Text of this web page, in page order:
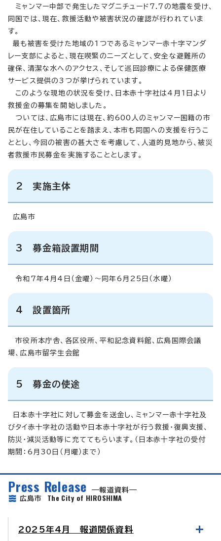
ミャンマー中部で発生したマグニチュード7.7の地震を受け、
同国では、現在、救援活動や被害状況の確認が行われていま
す。
最も被害を受けた地域の1つであるミャンマー赤十字マンダ
レー支部によると、現在喫緊のニーズとして、安全な避難所の
確保、清潔な水へのアクセス、そして巡回診療による保健医療
サービス提供の3つが挙げられています。
このような現地の状況を受け、日本赤十字社は4月1日より
救援金の募集を開始しました。
ついては、広島市には現在、約600人のミャンマー国籍の市
民が在住していることを踏まえ、本市も同国への支援を行うこ
ととし、今回の被害の甚大さを考慮して、人道的見地から、被災
者救援市民募金を実施することとします。
2 実施主体
広島市
3 募金箱設置期間
令和7年4月4日（金曜）～同年6月25日（水曜）
4 設置箇所
市役所本庁舎、各区役所、平和記念資料館、広島国際会議
場、広島市留学生会館
5 募金の使途
日本赤十字社に対して募金を送金し、ミャンマー赤十字社及
びタイ赤十字社の活動や日本赤十字社が行う救援・復興支援、
防災・減災活動等に充ててもらいます。（日本赤十字社の受付
期間：6月30日（月曜）まで）
Press Release
報道資料
広島市 The City of HIROSHIMA
2025年4月 報道関係資料